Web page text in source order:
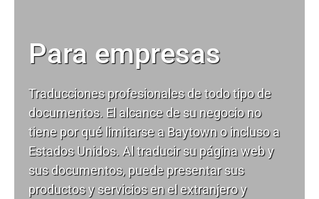
Para empresas
Traducciones profesionales de todo tipo de
documentos. El alcance de su negocio no
tiene por qué limitarse a Baytown o incluso a
Estados Unidos. Al traducir su página web y
sus documentos, puede presentar sus
productos y servicios en el extranjero y